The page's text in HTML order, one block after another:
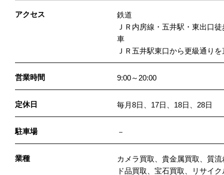
アクセス
鉄道
ＪＲ内房線・五井駅・東出口
車
ＪＲ五井駅東口から更級通り
営業時間 9:00～20:00
定休日 毎月8日、17日、18日、28日
駐車場 －
業種
カメラ買取、貴金属買取、質
ド品買取、宝石買取、リサイ